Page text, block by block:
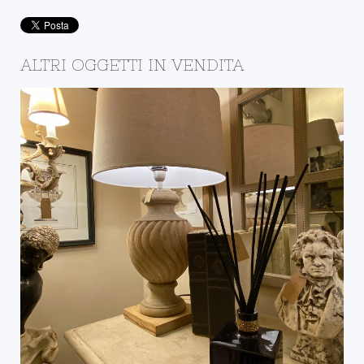
ALTRI OGGETTI IN VENDITA
IL NEGOZIO DELLA
BOTTEGA
DETTAGLI